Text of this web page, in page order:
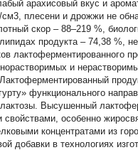
арахисовый вкус и
см3, плесени и дрожжи не
скор – 88–219 %,
продукта – 74,38 %,
лактоферментированного
и
функционального
Высушенный
свойствами, особенно
концентратами из
добавки в технологиях